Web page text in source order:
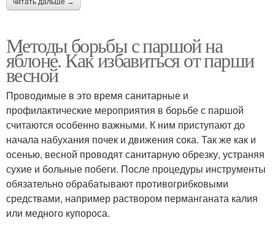
читать дальше →
Методы борьбы с паршой на
яблоне. Как избавиться от парши
весной
Проводимые в это время санитарные и
профилактические мероприятия в борьбе с паршой
считаются особенно важными. К ним приступают до
начала набухания почек и движения сока. Так же как и
осенью, весной проводят санитарную обрезку, устраняя
сухие и больные побеги. После процедуры инструменты
обязательно обрабатывают противогрибковыми
средствами, например раствором перманганата калия
или медного купороса.